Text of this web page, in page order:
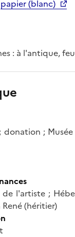
papier (blanc)
: à l'antique,
;
l'artiste ;
(héritier)